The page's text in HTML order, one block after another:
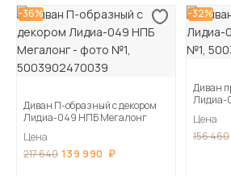
-36%
Диван П-образный с декором
Лидиа-049 НПБ Мегалонг
Цена
217 640 139 990
-32%
Диван
Лидиа-
Цена
156 460